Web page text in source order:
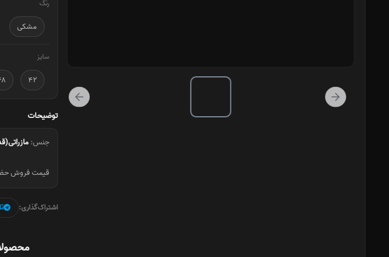
رنگ
مشکی
سایز
۴۲
توضیحات
جنس:مازراتی(قدحدود
قیمت فروش
اشتراک‌گذاری: